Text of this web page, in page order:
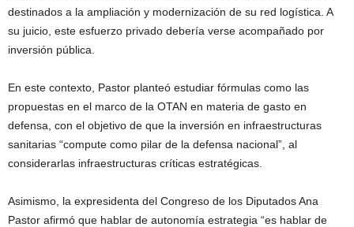
destinados a la ampliación y modernización de su red logística. A
su juicio, este esfuerzo privado debería verse acompañado por
inversión pública.
En este contexto, Pastor planteó estudiar fórmulas como las
propuestas en el marco de la OTAN en materia de gasto en
defensa, con el objetivo de que la inversión en infraestructuras
sanitarias “compute como pilar de la defensa nacional”, al
considerarlas infraestructuras críticas estratégicas.
Asimismo, la expresidenta del Congreso de los Diputados Ana
Pastor afirmó que hablar de autonomía estrategia “es hablar de